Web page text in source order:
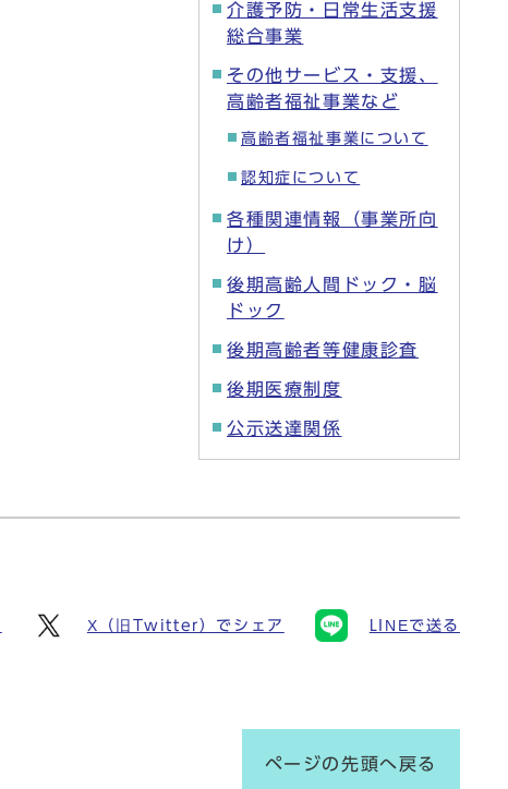
介護予防・日常生活支援
総合事業
その他サービス・支援、
高齢者福祉事業など
高齢者福祉事業について
認知症について
各種関連情報（事業所向
け）
後期高齢人間ドック・脳
ドック
後期高齢者等健康診査
後期医療制度
公示送達関係
X（旧Twitter）でシェア LINEで送る
ページの先頭へ戻る